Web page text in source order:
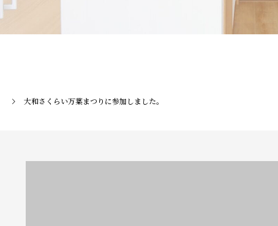
大和さくらい万葉まつりに参加しました。